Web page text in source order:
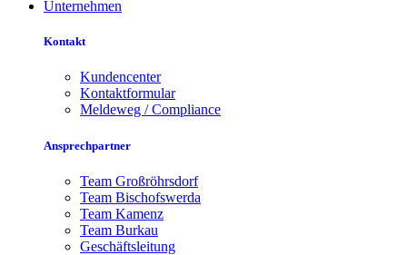
Unternehmen
Kontakt
Kundencenter
Kontaktformular
Meldeweg / Compliance
Ansprechpartner
Team Großröhrsdorf
Team Bischofswerda
Team Kamenz
Team Burkau
Geschäftsleitung